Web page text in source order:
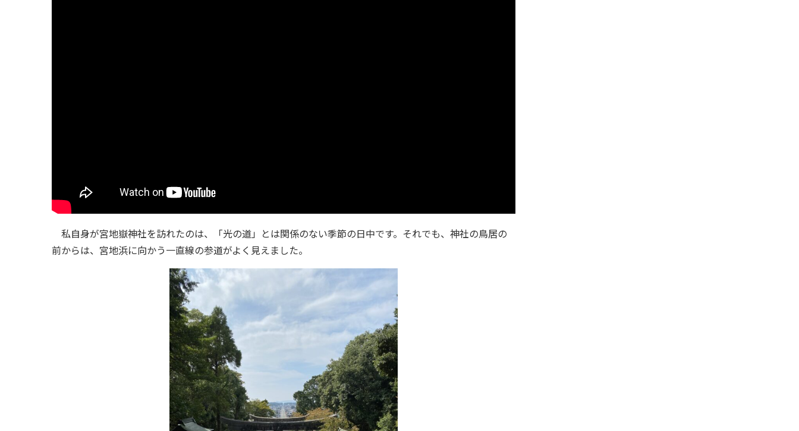
私自身が宮地嶽神社を訪れたのは、「光の道」とは関係のない季節の日中です。それでも、神社の鳥居の
前からは、宮地浜に向かう一直線の参道がよく見えました。